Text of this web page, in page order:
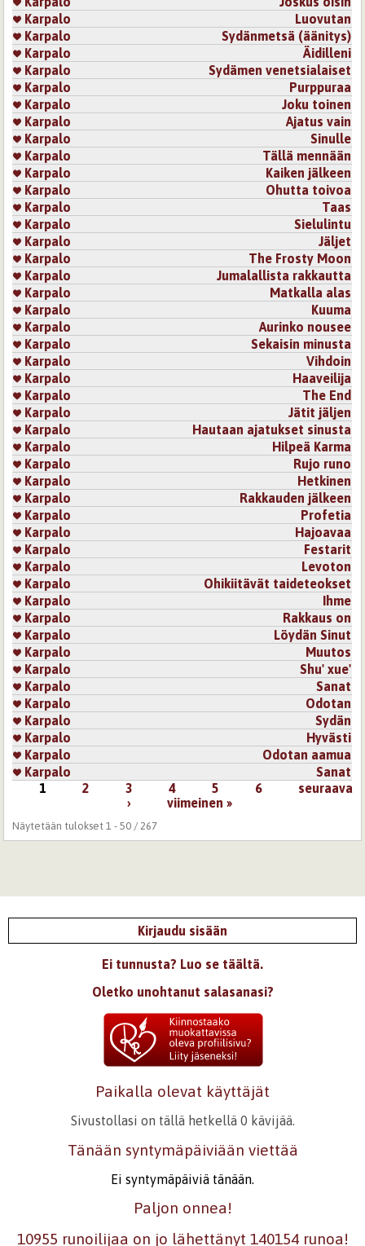
Karpalo
Luovutan
Karpalo
Sydänmetsä (äänitys)
Karpalo
Äidilleni
Karpalo
Sydämen venetsialaiset
Karpalo
Purppuraa
Karpalo
Joku toinen
Karpalo
Ajatus vain
Karpalo
Sinulle
Karpalo
Tällä mennään
Karpalo
Kaiken jälkeen
Karpalo
Ohutta toivoa
Karpalo
Taas
Karpalo
Sielulintu
Karpalo
Jäljet
Karpalo
The Frosty Moon
Karpalo
Jumalallista rakkautta
Karpalo
Matkalla alas
Karpalo
Kuuma
Karpalo
Aurinko nousee
Karpalo
Sekaisin minusta
Karpalo
Vihdoin
Karpalo
Haaveilija
Karpalo
The End
Karpalo
Jätit jäljen
Karpalo
Hautaan ajatukset sinusta
Karpalo
Hilpeä Karma
Karpalo
Rujo runo
Karpalo
Hetkinen
Karpalo
Rakkauden jälkeen
Karpalo
Profetia
Karpalo
Hajoavaa
Karpalo
Festarit
Karpalo
Levoton
Karpalo
Ohikiitävät taideteokset
Karpalo
Ihme
Karpalo
Rakkaus on
Karpalo
Löydän Sinut
Karpalo
Muutos
Karpalo
Shu' xue'
Karpalo
Sanat
Karpalo
Odotan
Karpalo
Sydän
Karpalo
Hyvästi
Karpalo
Odotan aamua
Karpalo
Sanat
1 2 3 4 5 6
seuraava
›
viimeinen »
Näytetään tulokset 1 - 50 / 267
Kirjaudu sisään
Ei tunnusta? Luo se täältä.
Oletko unohtanut salasanasi?
Paikalla olevat käyttäjät
Sivustollasi on tällä hetkellä 0 kävijää.
Tänään syntymäpäiviään viettää
Ei syntymäpäiviä tänään.
Paljon onnea!
10955 runoilijaa on jo lähettänyt 140154 runoa!